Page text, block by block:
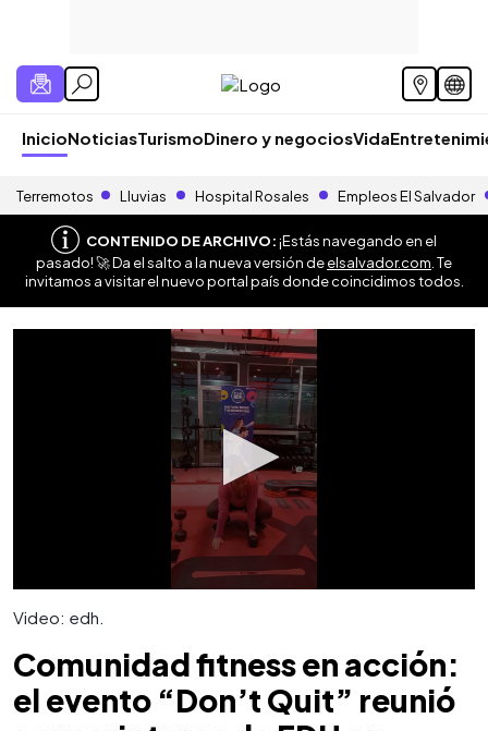
InicioNoticiasTurismoDinero y negociosVida
Terremotos Lluvias Hospital Rosales Empleos El Salvador
CONTENIDO DE ARCHIVO:¡Estás navegando en el
pasado! 🚀 Da el salto a la nueva versión deelsalvador.com . Te
invitamos a visitar el nuevo portal país donde coincidimos todos.
Video: edh.
Comunidad fitness en acción:
el evento “Don’t Quit” reunió